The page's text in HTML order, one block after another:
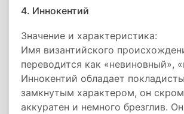
4. Иннокентий
Значение и характеристика:
Имя византийского
переводится как «невиновный»,
Иннокентий обладает
замкнутым характером, он
аккуратен и немного брезглив.